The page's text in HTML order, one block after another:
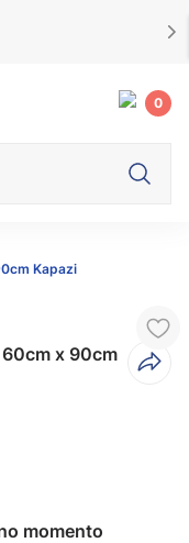
0
Kapazi
x 90cm
momento